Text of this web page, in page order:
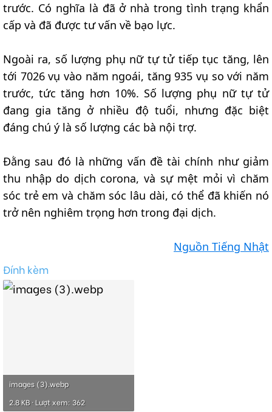
trước. Có nghĩa là đã ở nhà trong tình trạng khẩn
cấp và đã được tư vấn về bạo lực.
Ngoài ra, số lượng phụ nữ tự tử tiếp tục tăng, lên
tới 7026 vụ vào năm ngoái, tăng 935 vụ so với năm
trước, tức tăng hơn 10%. Số lượng phụ nữ tự tử
đang gia tăng ở nhiều độ tuổi, nhưng đặc biệt
đáng chú ý là số lượng các bà nội trợ.
Đằng sau đó là những vấn đề tài chính như giảm
thu nhập do dịch corona, và sự mệt mỏi vì chăm
sóc trẻ em và chăm sóc lâu dài, có thể đã khiến nó
trở nên nghiêm trọng hơn trong đại dịch.
Nguồn Tiếng Nhật
Đính kèm
images (3).webp
2.8 KB · Lượt xem: 362